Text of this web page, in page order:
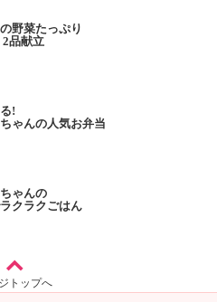
野菜たっぷり
品献立
!
ゃんの人気お弁当
ゃんの
クラクごはん
トップへ